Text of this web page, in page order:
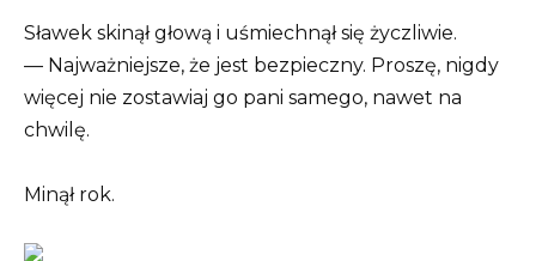
Sławek skinął głową i uśmiechnął się życzliwie.
— Najważniejsze, że jest bezpieczny. Proszę, nigdy
więcej nie zostawiaj go pani samego, nawet na
chwilę.
Minął rok.